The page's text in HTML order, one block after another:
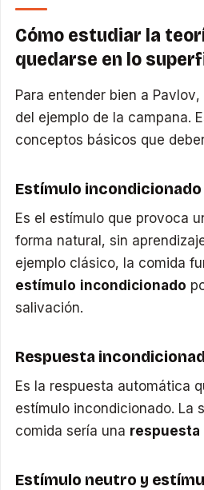
Cómo estudiar la
quedarse en lo
Para entender bien a
del ejemplo de la campana.
conceptos básicos que
Estímulo incondicionado
Es el estímulo que provoca
forma natural, sin
ejemplo clásico, la comida
estímulo incondicionado
salivación.
Respuesta
Es la respuesta automática
estímulo incondicionado. La
comida sería una respuesta
Estímulo neutro y